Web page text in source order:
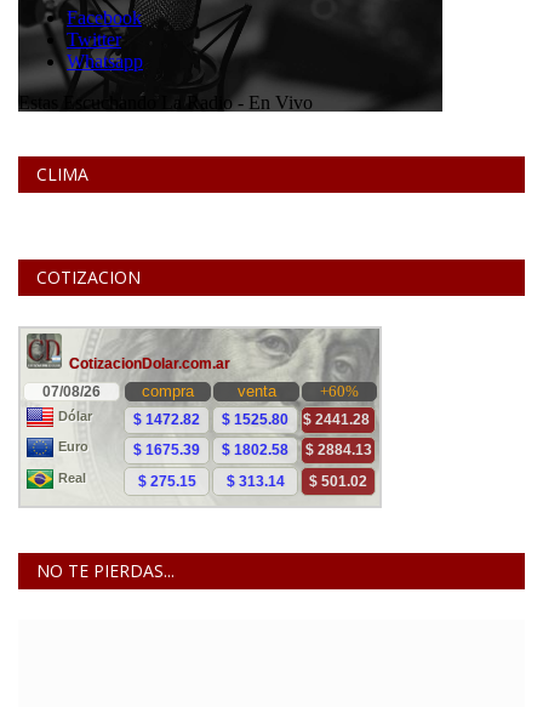
CLIMA
COTIZACION
NO TE PIERDAS...